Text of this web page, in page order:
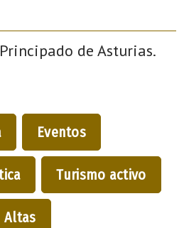
de Asturias.
Eventos
Turismo activo
Altas